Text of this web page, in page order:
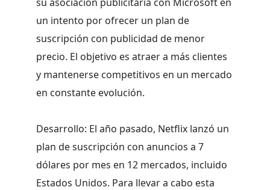
un intento por ofrecer un plan de
suscripción con publicidad de menor
precio. El objetivo es atraer a más clientes
y mantenerse competitivos en un mercado
en constante evolución.
Desarrollo: El año pasado, Netflix lanzó un
plan de suscripción con anuncios a 7
dólares por mes en 12 mercados, incluido
Estados Unidos. Para llevar a cabo esta